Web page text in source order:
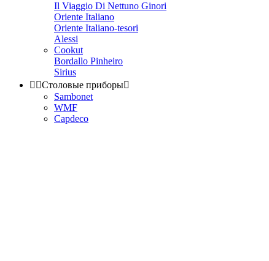
Il Viaggio Di Nettuno Ginori
Oriente Italiano
Oriente Italiano-tesori
Alessi
Cookut
Bordallo Pinheiro
Sirius
 Столовые приборы
Sambonet
WMF
Capdeco